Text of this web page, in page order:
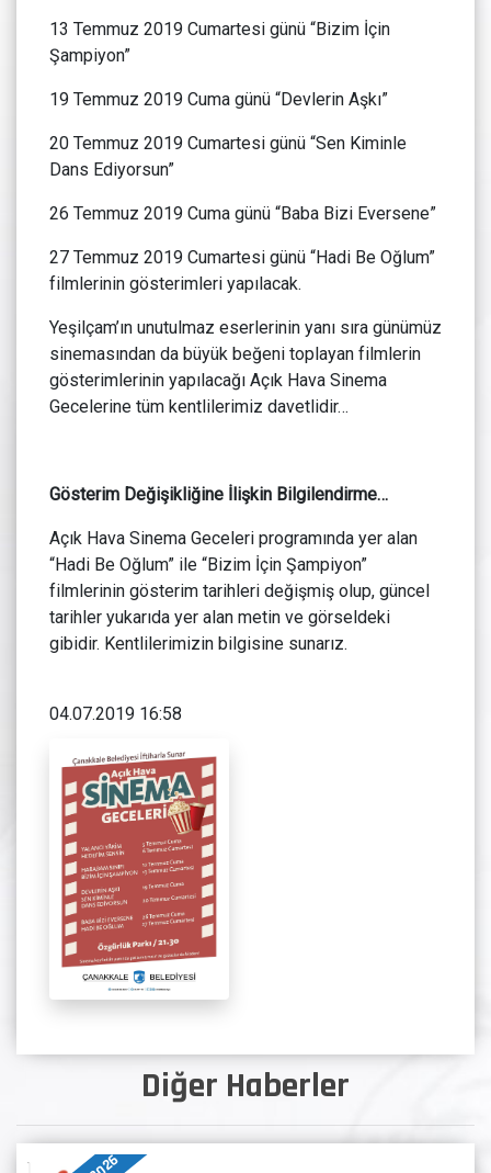
Diğer Haberler
13 Temmuz 2019 Cumartesi günü “Bizim İçin
Şampiyon”
19 Temmuz 2019 Cuma günü “Devlerin Aşkı”
20 Temmuz 2019 Cumartesi günü “Sen Kiminle
Dans Ediyorsun”
26 Temmuz 2019 Cuma günü “Baba Bizi Eversene”
27 Temmuz 2019 Cumartesi günü “Hadi Be Oğlum”
filmlerinin gösterimleri yapılacak.
Yeşilçam’ın unutulmaz eserlerinin yanı sıra günümüz
sinemasından da büyük beğeni toplayan filmlerin
gösterimlerinin yapılacağı Açık Hava Sinema
Gecelerine tüm kentlilerimiz davetlidir…
Gösterim Değişikliğine İlişkin Bilgilendirme…
Açık Hava Sinema Geceleri programında yer alan
“Hadi Be Oğlum” ile “Bizim İçin Şampiyon”
filmlerinin gösterim tarihleri değişmiş olup, güncel
tarihler yukarıda yer alan metin ve görseldeki
gibidir. Kentlilerimizin bilgisine sunarız.
04.07.2019 16:58